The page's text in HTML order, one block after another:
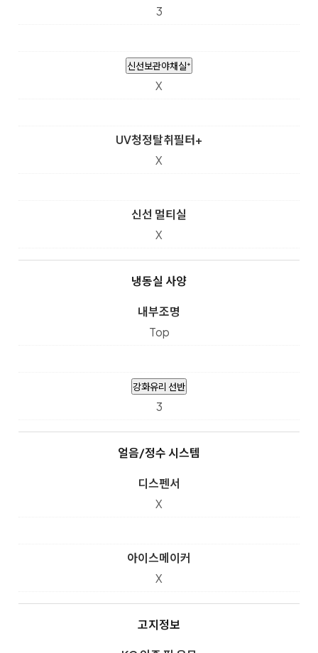
3
신선보관야채실⁺
X
UV청정탈취필터+
X
신선 멀티실
X
냉동실 사양
내부조명
Top
강화유리 선반
3
얼음/정수 시스템
디스펜서
X
아이스메이커
X
고지정보